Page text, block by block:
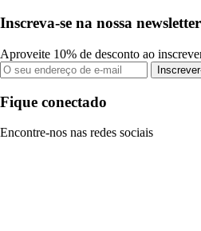
Inscreva-se na nossa newsletter
Aproveite 10% de desconto ao
Fique conectado
Encontre-nos nas redes sociais